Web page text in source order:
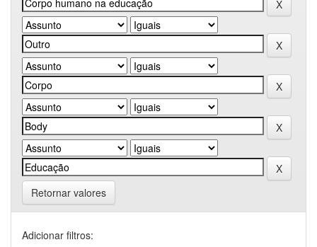
Retornar valores
Adicionar filtros: